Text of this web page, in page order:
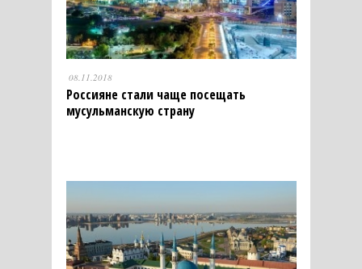
08.11.2018
Россияне стали чаще посещать
мусульманскую страну